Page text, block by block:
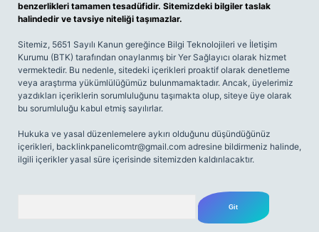
benzerlikleri tamamen tesadüfidir. Sitemizdeki bilgiler taslak
halindedir ve tavsiye niteliği taşımazlar.
Sitemiz, 5651 Sayılı Kanun gereğince Bilgi Teknolojileri ve İletişim
Kurumu (BTK) tarafından onaylanmış bir Yer Sağlayıcı olarak hizmet
vermektedir. Bu nedenle, sitedeki içerikleri proaktif olarak denetleme
veya araştırma yükümlülüğümüz bulunmamaktadır. Ancak, üyelerimiz
yazdıkları içeriklerin sorumluluğunu taşımakta olup, siteye üye olarak
bu sorumluluğu kabul etmiş sayılırlar.
Hukuka ve yasal düzenlemelere aykırı olduğunu düşündüğünüz
içerikleri, backlinkpanelicomtr@gmail.com adresine bildirmeniz halinde,
ilgili içerikler yasal süre içerisinde sitemizden kaldırılacaktır.